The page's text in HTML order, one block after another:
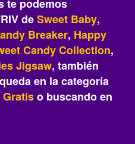
te podemos
deSweet Baby,
Breaker, Happy
Candy Collection,
Jigsaw, también
en la categoría
Gratiso buscando en